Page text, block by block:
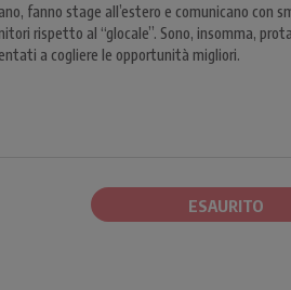
fanno stage all’estero e comunicano con
rispetto al “glocale”. Sono, insomma,
a cogliere le opportunità migliori.
ESAURITO